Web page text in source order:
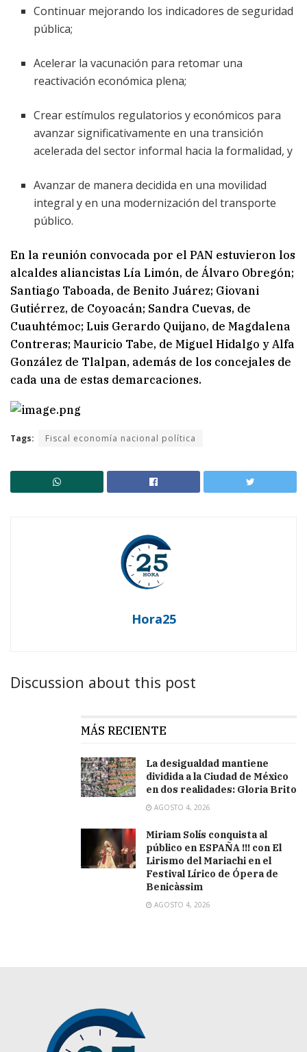
Continuar mejorando los indicadores de seguridad
pública;
Acelerar la vacunación para retomar una
reactivación económica plena;
Crear estímulos regulatorios y económicos para
avanzar significativamente en una transición
acelerada del sector informal hacia la formalidad, y
Avanzar de manera decidida en una movilidad
integral y en una modernización del transporte
público.
En la reunión convocada por el PAN estuvieron los
alcaldes aliancistas Lía Limón, de Álvaro Obregón;
Santiago Taboada, de Benito Juárez; Giovani
Gutiérrez, de Coyoacán; Sandra Cuevas, de
Cuauhtémoc; Luis Gerardo Quijano, de Magdalena
Contreras; Mauricio Tabe, de Miguel Hidalgo y Alfa
González de Tlalpan, además de los concejales de
cada una de estas demarcaciones.
Tags: Fiscal economía nacional política
Hora25
Discussion about this post
MÁS RECIENTE
La desigualdad mantiene
dividida a la Ciudad de México
en dos realidades: Gloria Brito
AGOSTO 4, 2026
Miriam Solís conquista al
público en ESPAÑA !!! con El
Lirismo del Mariachi en el
Festival Lírico de Ópera de
Benicàssim
AGOSTO 4, 2026